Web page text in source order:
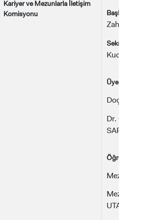
Kariyer ve Mezunlarla İletişim
Komisyonu
Başkan
Zahide
Sekreter/
Kudret
Üyeler:
Doç. Dr.
Dr. Öğr.
Öğrenciler:
Mezun
Mezun